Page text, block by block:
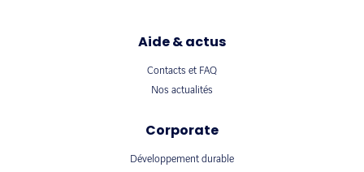
Aide & actus
Contacts et FAQ
Nos actualités
Corporate
Développement durable